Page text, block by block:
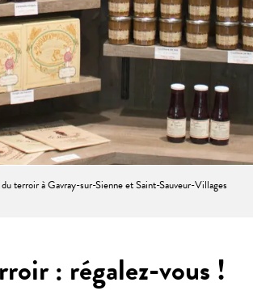
terroir à Gavray-sur-Sienne et Saint-Sauveur-Villages
: régalez-vous !